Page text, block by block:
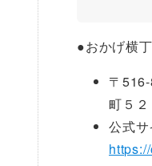
●おかげ横
〒
町５２
公式サ